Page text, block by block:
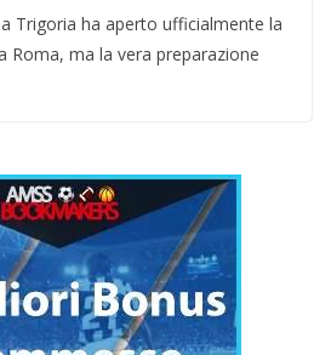
Trigoria ha aperto ufficialmente la
Roma, ma la vera preparazione